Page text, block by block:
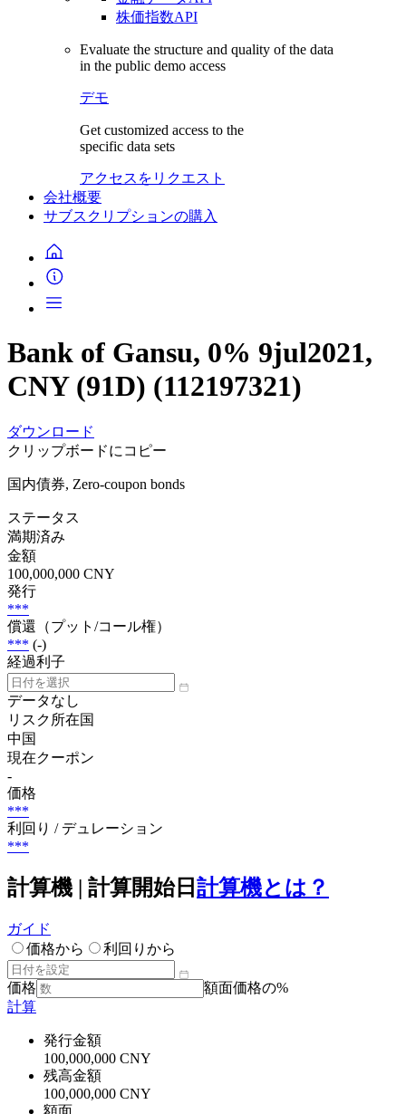
株価指数API
Evaluate the structure and quality of the data
in the public demo access
デモ
Get customized access to the
specific data sets
アクセスをリクエスト
会社概要
サブスクリプションの購入
Bank of Gansu, 0% 9jul2021,
CNY (91D) (112197321)
ダウンロード
クリップボードにコピー
国内債券, Zero-coupon bonds
ステータス
満期済み
金額
100,000,000 CNY
発行
***
償還（プット/コール権）
*** (-)
経過利子
データなし
リスク所在国
中国
現在クーポン
-
価格
***
利回り / デュレーション
***
計算機 | 計算開始日 計算機とは？
ガイド
価格から
利回りから
価格
額面価格の%
計算
発行金額
100,000,000 CNY
残高金額
100,000,000 CNY
額面